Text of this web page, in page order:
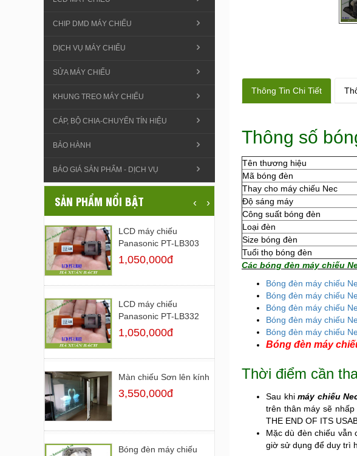
Thông Tin Chi Tiết
Thông số
Tên thương hiệu
Mã bóng đèn
Thay cho máy chiếu Nec
Độ sáng máy
Công suất bóng đèn
Loại đèn
Size bóng đèn
Tuổi thọ bóng đèn
Các bóng đèn máy chiếu
Bóng đèn máy chiếu
Bóng đèn máy chiếu
Bóng đèn máy chiếu
Bóng đèn máy chiếu
Bóng đèn máy chiếu
Bóng đèn máy
Thời điểm cần
Sau khimáy chiếu
trên thân máy sẽ
THE END OF ITS
Mặc dù đèn chiếu
giờ sử dụng để duy trì
CHIP DMD MÁY CHIẾU
DỊCH VỤ MÁY CHIẾU
SỬA MÁY CHIẾU
KHUNG TREO MÁY CHIẾU
CÁP, BỘ CHIA-CHUYỂN TÍN HIỆU
BẢO HÀNH
BÁO GIÁ SẢN PHẨM - DỊCH VỤ
SẢN PHẨM NỔI BẬT ‹ ›
LCD máy chiếu
Panasonic PT-LB303
1,050,000đ
LCD máy chiếu
Panasonic PT-LB332
1,050,000đ
Màn chiếu Sơn lên kính
3,550,000đ
Bóng đèn máy chiếu